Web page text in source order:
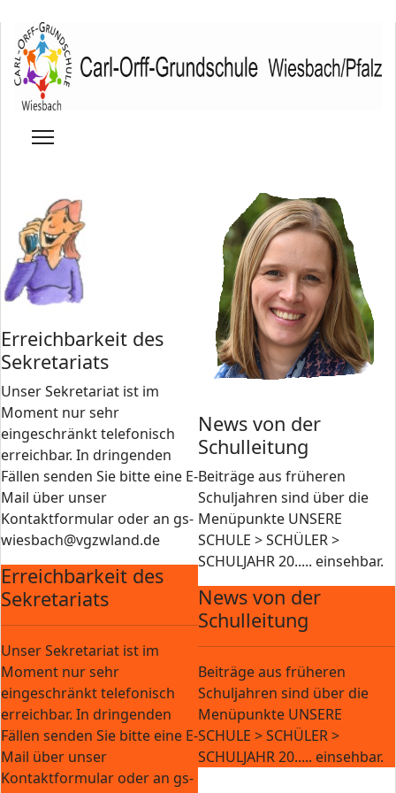
Erreichbarkeit des
Sekretariats
Unser Sekretariat ist im
Moment nur sehr
eingeschränkt telefonisch
erreichbar. In dringenden
Fällen senden Sie bitte eine E-
Mail über unser
Kontaktformular oder an gs-
wiesbach@vgzwland.de
Erreichbarkeit des
Sekretariats
Unser Sekretariat ist im
Moment nur sehr
eingeschränkt telefonisch
erreichbar. In dringenden
Fällen senden Sie bitte eine E-
Mail über unser
Kontaktformular oder an gs-
News von der
Schulleitung
Beiträge aus früheren
Schuljahren sind über die
Menüpunkte UNSERE
SCHULE > SCHÜLER >
SCHULJAHR 20..... einsehbar.
News von der
Schulleitung
Beiträge aus früheren
Schuljahren sind über die
Menüpunkte UNSERE
SCHULE > SCHÜLER >
SCHULJAHR 20..... einsehbar.